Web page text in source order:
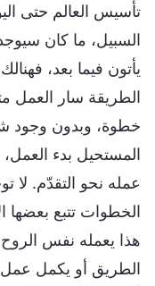
تأسيس العالم حتى
السبيل، ما كان
يأتون فيما بعد،
الطريقة سار العمل
خطوة، وبدون وجود
المستحيل بدء العمل،
عمله نحو التقدّم. لا
الخطوات تتبع
هذا يعمله نفس
الطريق أو يكمل